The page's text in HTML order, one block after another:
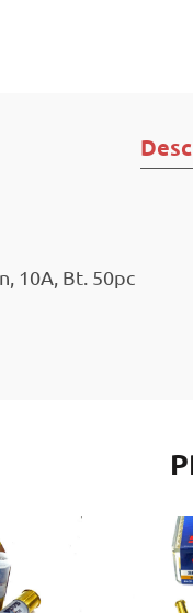
10A, Bt. 50pc